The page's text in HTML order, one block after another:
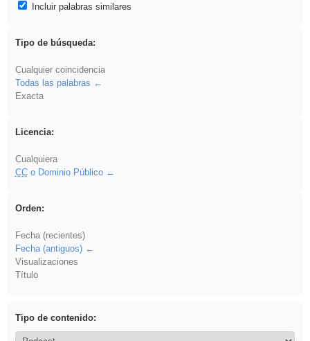
Incluir palabras similares
Tipo de búsqueda:
Cualquier coincidencia
Todas las palabras
Exacta
Licencia:
Cualquiera
CCo Dominio Público
Orden:
Fecha (recientes)
Fecha (antiguos)
Visualizaciones
Título
Tipo de contenido: